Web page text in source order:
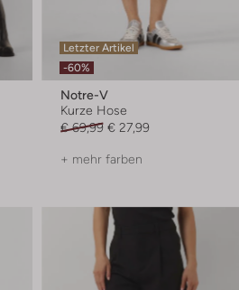
Letzter Artikel
-60%
Notre-V
Kurze Hose
€ 69,99 € 27,99
+ mehr farben